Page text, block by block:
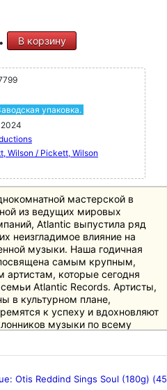
В корзину
упаковка.
Wilson / Pickett, Wilson
мастерской в
из ведущих мировых
Atlantic выпустила ряд
неизгладимое влияние на
музыки. Наша годичная
самым крупным,
артистам, которые сегодня
Atlantic Records. Артисты,
в культурном плане,
к успеху и вдохновляют
музыки по всему
альбомом R&B и соул-певца
Альбом занял 3-е место в
Otis Reddind Sings Soul (180g) (45